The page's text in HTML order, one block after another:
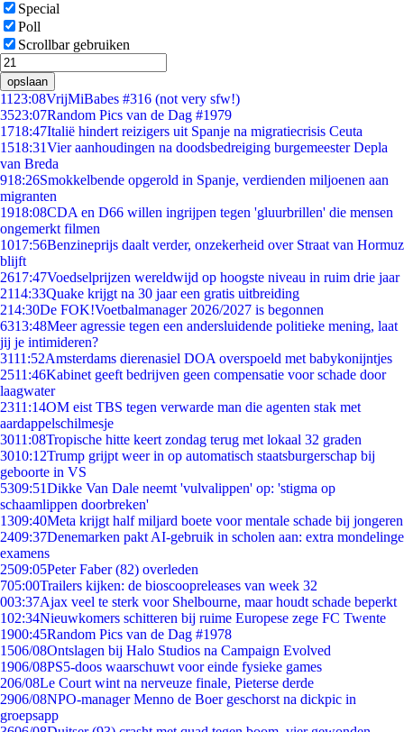
Special
Poll
Scrollbar gebruiken
opslaan
11 23:08VrijMiBabes #316 (not very sfw!)
3523:07Random Pics van de Dag #1979
1718:47Italië hindert reizigers uit Spanje na migratiecrisis Ceuta
1518:31Vier aanhoudingen na doodsbedreiging burgemeester Depla
van Breda
918:26Smokkelbende opgerold in Spanje, verdienden miljoenen aan
migranten
1918:08CDA en D66 willen ingrijpen tegen 'gluurbrillen' die mensen
ongemerkt filmen
1017:56Benzineprijs daalt verder, onzekerheid over Straat van Hormuz
blijft
2617:47Voedselprijzen wereldwijd op hoogste niveau in ruim drie jaar
2114:33Quake krijgt na 30 jaar een gratis uitbreiding
214:30De FOK!Voetbalmanager 2026/2027 is begonnen
6313:48Meer agressie tegen een andersluidende politieke mening, laat
jij je intimideren?
3111:52Amsterdams dierenasiel DOA overspoeld met babykonijntjes
2511:46Kabinet geeft bedrijven geen compensatie voor schade door
laagwater
2311:14OM eist TBS tegen verwarde man die agenten stak met
aardappelschilmesje
3011:08Tropische hitte keert zondag terug met lokaal 32 graden
3010:12Trump grijpt weer in op automatisch staatsburgerschap bij
geboorte in VS
5309:51Dikke Van Dale neemt 'vulvalippen' op: 'stigma op
schaamlippen doorbreken'
1309:40Meta krijgt half miljard boete voor mentale schade bij jongeren
2409:37Denemarken pakt AI-gebruik in scholen aan: extra mondelinge
examens
2509:05Peter Faber (82) overleden
705:00Trailers kijken: de bioscoopreleases van week 32
003:37Ajax veel te sterk voor Shelbourne, maar houdt schade beperkt
102:34Nieuwkomers schitteren bij ruime Europese zege FC Twente
1900:45Random Pics van de Dag #1978
1506/08Ontslagen bij Halo Studios na Campaign Evolved
1906/08PS5-doos waarschuwt voor einde fysieke games
206/08Le Court wint na nerveuze finale, Pieterse derde
2906/08NPO-manager Menno de Boer geschorst na dickpic in
groepsapp